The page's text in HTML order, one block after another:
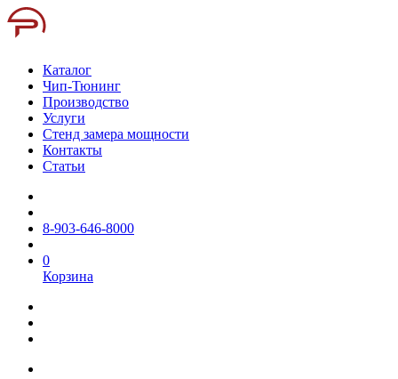
Каталог
Чип-Тюнинг
Производство
Услуги
Стенд замера мощности
Контакты
Статьи
8-903-646-8000
0
Корзина